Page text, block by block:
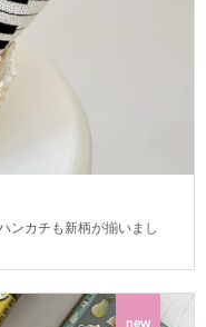
ンカチも新柄が揃いまし
new